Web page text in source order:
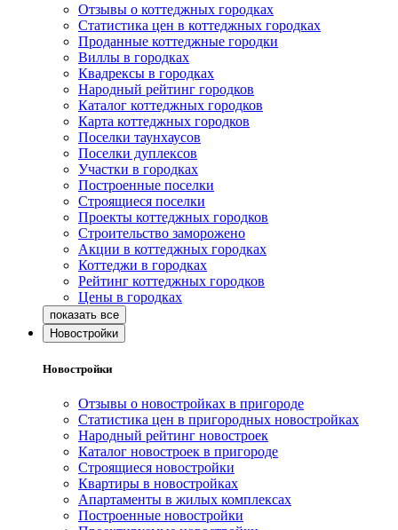
Отзывы о коттеджных городках
Статистика цен в коттеджных городках
Проданные коттеджные городки
Виллы в городках
Квадрексы в городках
Народный рейтинг городков
Каталог коттеджных городков
Карта коттеджных городков
Поселки таунхаусов
Поселки дуплексов
Участки в городках
Построенные поселки
Строящиеся поселки
Проекты коттеджных городков
Строительство заморожено
Акции в коттеджных городках
Коттеджи в городках
Рейтинг коттеджных городков
Цены в городках
Новостройки
Новостройки
Отзывы о новостройках в пригороде
Статистика цен в пригородных новостройках
Народный рейтинг новостроек
Каталог новостроек в пригороде
Строящиеся новостройки
Квартиры в новостройках
Апартаменты в жилых комплексах
Построенные новостройки